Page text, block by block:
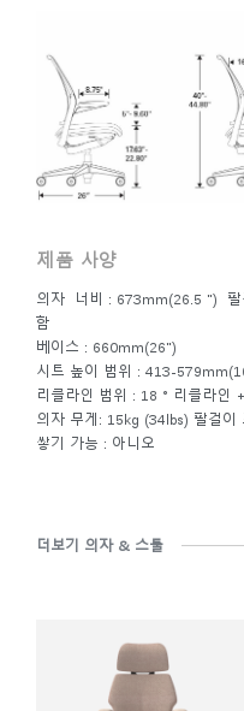
Cooper-Hewitt, National
Design Award에서 2002
니다. 최근 몇 년간
린더에서 무게 조절식 자
척한 카테고리인 사무실
의 에너지를 집중시켰습니
제품 사양
의자 너비 : 673mm(26.5 ") 팔
함
베이스 : 660mm(26")
시트 높이 범위 : 413-
리클라인 범위 : 18 ° 리클라인
의자 무게: 15kg (34lbs) 팔걸
쌓기 가능 : 아니오
더보기 의자 & 스툴